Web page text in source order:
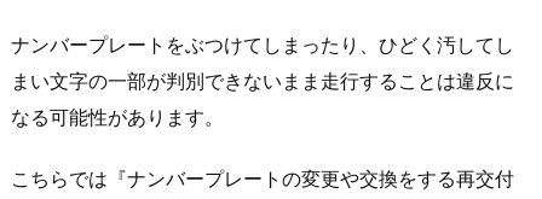
ナンバープレートをぶつけてしまったり、ひどく汚してし
まい文字の一部が判別できないまま走行することは違反に
なる可能性があります。
こちらでは『ナンバープレートの変更や交換をする再交付